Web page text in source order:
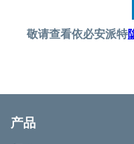
产品